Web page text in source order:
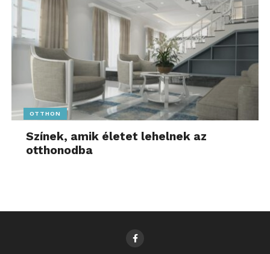
OTTHON
Színek, amik életet lehelnek az
otthonodba